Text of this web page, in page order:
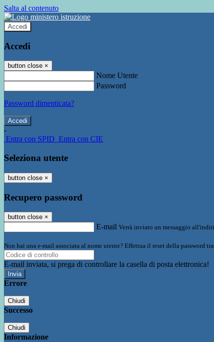
Salta al contenuto
Accedi
Accedi
button close ×
Nome Utente
Password
Password dimenticata?
-
Entra con SPID Entra con CIE
Seleziona utente
button close ×
Recupero password
button close ×
E-mail Verrà inviato un messaggio
Non hai una e-mail associata al nome utente? Effettua il reset della password
E-mail inviata, si prega di controllare la casella di posta elettronica!
Errore
Chiudi
Successo
Chiudi
Informazione